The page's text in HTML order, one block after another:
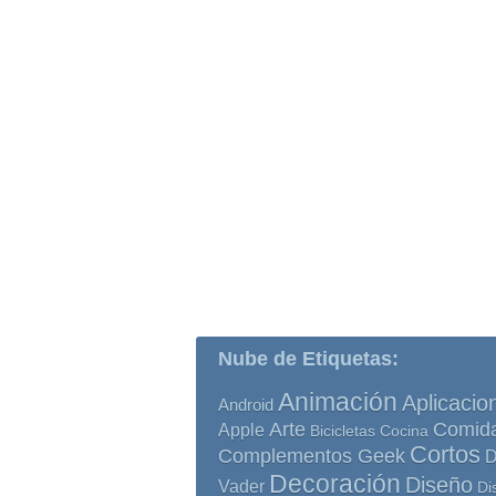
Nube de Etiquetas:
Android Animación
Apple Arte Bicicletas Cocina
Complementos Geek Cortos
Vader Decoración Diseño